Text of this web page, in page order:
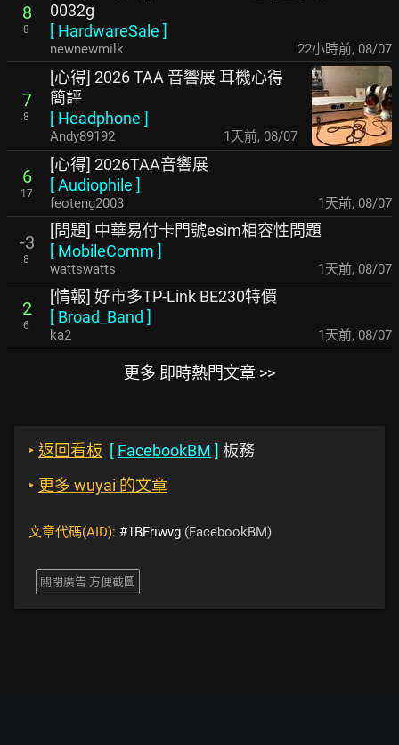
8
8
0032g
[ HardwareSale ]
newnewmilk 22小時前, 08/07
7
8
[心得] 2026 TAA 音響展 耳機心得
簡評
[ Headphone ]
Andy89192 1天前, 08/07
6
17
[心得] 2026TAA音響展
[Audiophile ]
feoteng2003 1天前, 08/07
-3
8
[問題] 中華易付卡門號esim相容性問題
[ MobileComm ]
wattswatts 1天前, 08/07
2
6
[情報] 好市多TP-Link BE230特價
[ Broad_Band ]
ka2 1天前, 08/07
更多 即時熱門文章 >>
‣ 返回看板 [ FacebookBM ] 板務
‣ 更多 wuyai 的文章
文章代碼(AID): #1BFriwvg (FacebookBM)
關閉廣告 方便截圖